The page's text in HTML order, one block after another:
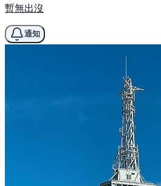
暫無出沒
通知